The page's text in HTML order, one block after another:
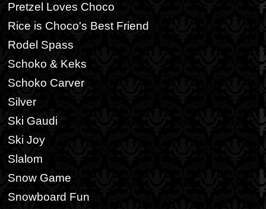
Pretzel Loves Choco
Rice is Choco's Best Friend
Rodel Spass
Schoko & Keks
Schoko Carver
Silver
Ski Gaudi
Ski Joy
Slalom
Snow Game
Snowboard Fun